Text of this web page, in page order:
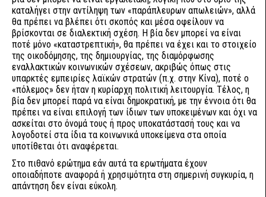
καταλήγει στην αντίληψη των «παράπλευρων απωλειών», αλλά
θα πρέπει να βλέπει ότι σκοπός και μέσα οφείλουν να
βρίσκονται σε διαλεκτική σχέση. Η βία δεν μπορεί να είναι
ποτέ μόνο «καταστρεπτική», θα πρέπει να έχει και το στοιχείο
της οικοδόμησης, της δημιουργίας, της διαμόρφωσης
εναλλακτικών κοινωνικών σχέσεων, ακριβώς όπως στις
υπαρκτές εμπειρίες λαϊκών στρατών (π.χ. στην Κίνα), ποτέ ο
«πόλεμος» δεν ήταν η κυρίαρχη πολιτική λειτουργία. Τέλος, η
βία δεν μπορεί παρά να είναι δημοκρατική, με την έννοια ότι θα
πρέπει να είναι επιλογή των ίδιων των υποκειμένων και όχι να
ασκείται στο όνομά τους ή προς υποκατάστασή τους και να
λογοδοτεί στα ίδια τα κοινωνικά υποκείμενα στα οποία
υποτίθεται ότι αναφέρεται.
Στο πιθανό ερώτημα εάν αυτά τα ερωτήματα έχουν
οποιαδήποτε αναφορά ή χρησιμότητα στη σημερινή συγκυρία, η
απάντηση δεν είναι εύκολη.